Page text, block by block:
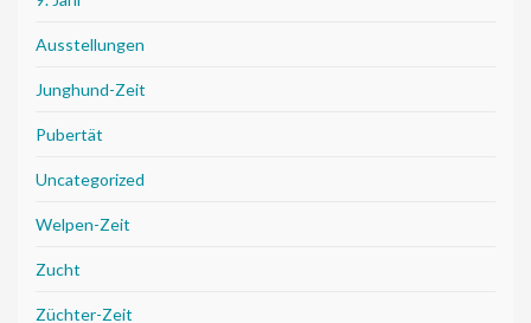
Ausstellungen
Junghund-Zeit
Pubertät
Uncategorized
Welpen-Zeit
Zucht
Züchter-Zeit